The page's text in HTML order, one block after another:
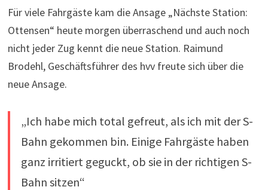
Für viele Fahrgäste kam die Ansage „Nächste Station:
Ottensen“ heute morgen überraschend und auch noch
nicht jeder Zug kennt die neue Station. Raimund
Brodehl, Geschäftsführer des hvv freute sich über die
neue Ansage.
„Ich habe mich total gefreut, als ich mit der S-
Bahn gekommen bin. Einige Fahrgäste haben
ganz irritiert geguckt, ob sie in der richtigen S-
Bahn sitzen“